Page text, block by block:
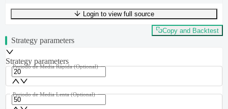
UTF-8287 bytes47 words0 linesLn 1,Col 0
Login to view full source
Copy and Backtest
Strategy parameters
Strategy parameters
Periodo de Media Rápida (Optional)
Periodo de Media Lenta (Optional)